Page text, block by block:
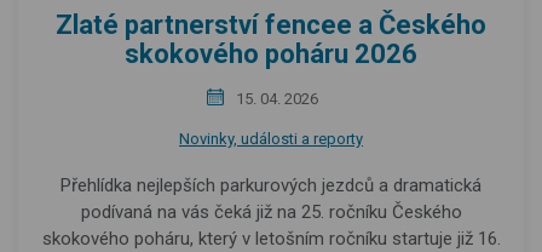
Zlaté partnerství fencee a Českého
skokového poháru 2026
15. 04. 2026
Novinky, události a reporty
Přehlídka nejlepších parkurových jezdců a dramatická
podívaná na vás čeká již na 25. ročníku Českého
skokového poháru, který v letošním ročníku startuje již 16.